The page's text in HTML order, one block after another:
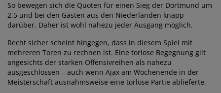
So bewegen sich die Quoten für einen Sieg der Dortmund um
2,5 und bei den Gästen aus den Niederländen knapp
darüber. Daher ist wohl nahezu jeder Ausgang möglich.
Recht sicher scheint hingegen, dass in diesem Spiel mit
mehreren Toren zu rechnen ist. Eine torlose Begegnung gilt
angesichts der starken Offensivreihen als nahezu
ausgeschlossen – auch wenn Ajax am Wochenende in der
Meisterschaft ausnahmsweise eine torlose Partie ablieferte.